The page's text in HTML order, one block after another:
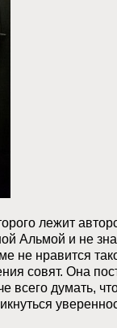
лежит
Альмой и не
не нравится
совят. Она
думать,